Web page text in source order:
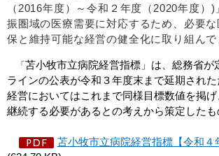
（2016年度）～令和２年度（2020年度）
振圏域の医療需要に対応するため、必要
保と維持可能な経営の健全化に取り組んで
「 苫小牧市立病院経営指標」は、総務省が
ラインの公表が令和３年度末まで延期され
経営においてはこれまで同様目標数値を掲
継続する必要があるとの考えから策定したも
苫小牧市立病院経営指標【令和４